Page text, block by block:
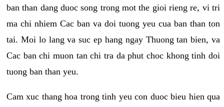
ban than dang duoc song trong mot the gioi rieng re, vi tri
ma chi nhiem Cac ban va doi tuong yeu cua ban than ton
tai. Moi lo lang va suc ep hang ngay Thuong tan bien, va
Cac ban chi muon tan chi tra da phut choc khong tinh doi
tuong ban than yeu.
Cam xuc thang hoa trong tinh yeu con duoc bieu hien qua